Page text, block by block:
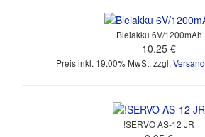
Bleiakku 6V/1200mAh
10.25 €
Preis inkl. 19.00% MwSt. zzgl. Versand
!SERVO AS-12 JR